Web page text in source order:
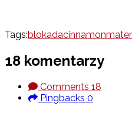
Tags:blokadacinnamonmate
18 komentarzy
Comments 18
Pingbacks 0